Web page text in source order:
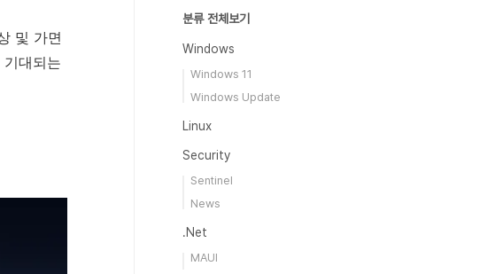
및 가면
대되는
분류 전체보기
Windows
Windows 11
Windows Update
Linux
Security
Sentinel
News
.Net
MAUI